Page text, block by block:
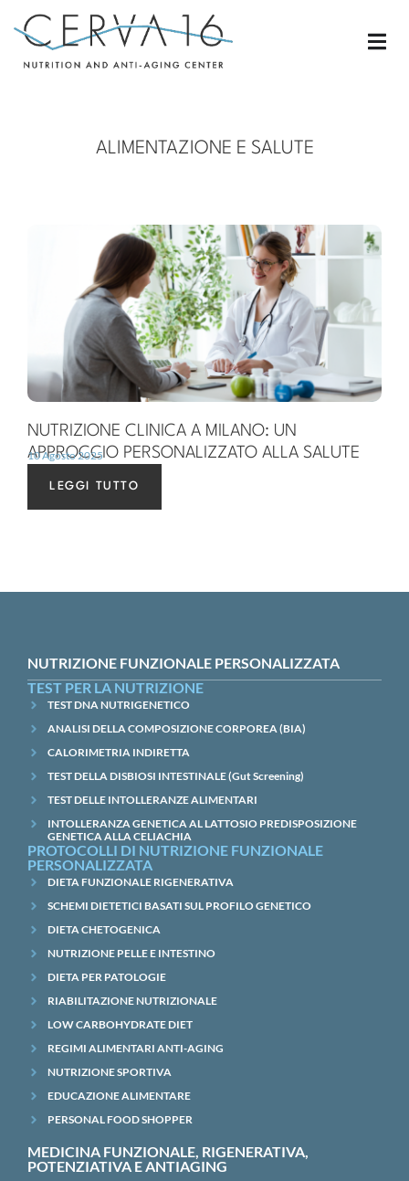
ALIMENTAZIONE E SALUTE
NUTRIZIONE CLINICA A MILANO: UN
APPROCCIO PERSONALIZZATO ALLA SALUTE
10 Agosto 2025
LEGGI TUTTO
NUTRIZIONE FUNZIONALE PERSONALIZZATA
TEST PER LA NUTRIZIONE
TEST DNA NUTRIGENETICO
ANALISI DELLA COMPOSIZIONE CORPOREA (BIA)
CALORIMETRIA INDIRETTA
TEST DELLA DISBIOSI INTESTINALE (Gut Screening)
TEST DELLE INTOLLERANZE ALIMENTARI
INTOLLERANZA GENETICA AL LATTOSIO PREDISPOSIZIONE
GENETICA ALLA CELIACHIA
PROTOCOLLI DI NUTRIZIONE FUNZIONALE
PERSONALIZZATA
DIETA FUNZIONALE RIGENERATIVA
SCHEMI DIETETICI BASATI SUL PROFILO GENETICO
DIETA CHETOGENICA
NUTRIZIONE PELLE E INTESTINO
DIETA PER PATOLOGIE
RIABILITAZIONE NUTRIZIONALE
LOW CARBOHYDRATE DIET
REGIMI ALIMENTARI ANTI-AGING
NUTRIZIONE SPORTIVA
EDUCAZIONE ALIMENTARE
PERSONAL FOOD SHOPPER
MEDICINA FUNZIONALE, RIGENERATIVA,
POTENZIATIVA E ANTIAGING